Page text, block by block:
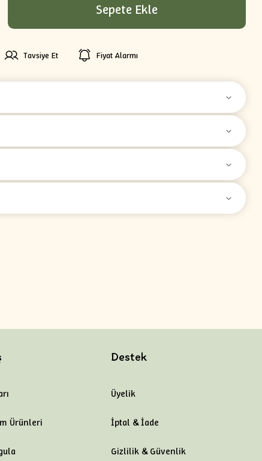
Sepete Ekle
Tavsiye Et Fiyat Alarmı
Ürünleri
Destek
Üyelik
İptal & İade
Gizlilik & Güvenlik